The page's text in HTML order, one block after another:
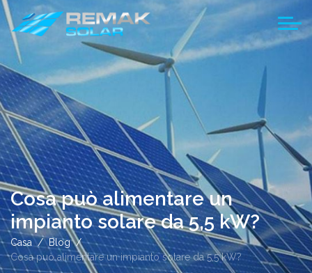
Cosa può alimentare un
impianto solare da 5,5 kW?
Casa
Blog
Cosa può alimentare un impianto solare da 5,5 kW?